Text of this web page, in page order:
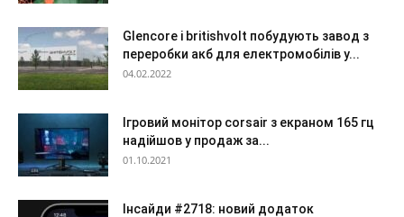
Glencore і britishvolt побудують завод з
переробки акб для електромобілів у...
04.02.2022
Ігровий монітор corsair з екраном 165 гц
надійшов у продаж за...
01.10.2021
Інсайди #2718: новий додаток